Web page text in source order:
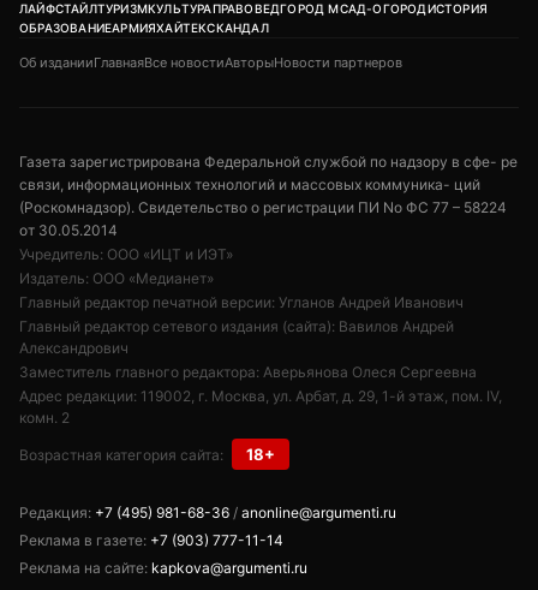
ЛАЙФСТАЙЛТУРИЗМКУЛЬТУРАПРАВОВЕДГОРОД МСАД-ОГОРОДИСТОРИЯ
ОБРАЗОВАНИЕАРМИЯХАЙТЕКСКАНДАЛ
Об изданииГлавнаяВсе новостиАвторыНовости партнеров
Газета зарегистрирована Федеральной службой по надзору в сфе- ре
связи, информационных технологий и массовых коммуника- ций
(Роскомнадзор). Свидетельство о регистрации ПИ No ФС 77 – 58224
от 30.05.2014
Учредитель: ООО «ИЦТ и ИЭТ»
Издатель: ООО «Медианет»
Главный редактор печатной версии: Угланов Андрей Иванович
Главный редактор сетевого издания (сайта): Вавилов Андрей
Александрович
Заместитель главного редактора: Аверьянова Олеся Сергеевна
Адрес редакции: 119002, г. Москва, ул. Арбат, д. 29, 1-й этаж, пом. IV,
комн. 2
Возрастная категория сайта: 18+
Редакция: +7 (495) 981-68-36 / anonline@argumenti.ru
Реклама в газете: +7 (903) 777-11-14
Реклама на сайте: kapkova@argumenti.ru